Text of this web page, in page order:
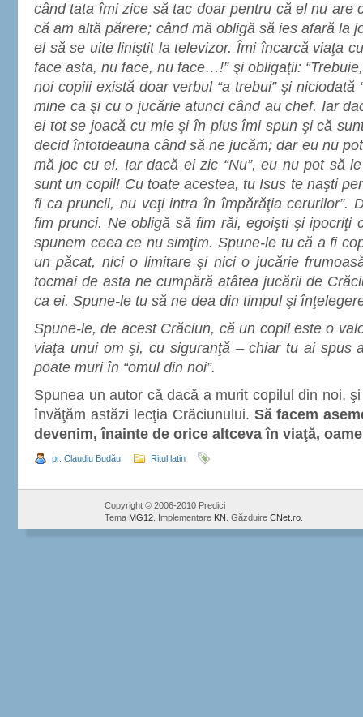
când tata îmi zice să tac doar pentru că el nu are
că am altă părere; când mă obligă să ies afară la
el să se uite liniştit la televizor. Îmi încarcă viaţa
face asta, nu face, nu face…!” şi obligaţii:
noi copiii există doar verbul “a trebui” şi niciodată
mine ca şi cu o jucărie atunci când au chef. Iar
ei tot se joacă cu mie şi în plus îmi spun şi că
decid întotdeauna când să ne jucăm; dar eu nu
mă joc cu ei. Iar dacă ei zic “Nu”, eu nu pot să
sunt un copil! Cu toate acestea, tu Isus te naşti
fi ca pruncii, nu veţi intra în împărăţia cerurilor”.
fim prunci. Ne obligă să fim răi, egoişti şi ipocriţi
spunem ceea ce nu simţim. Spune-le tu că a fi
un păcat, nici o limitare şi nici o jucărie
tocmai de asta ne cumpără atâtea jucării de
ca ei. Spune-le tu să ne dea din timpul şi
Spune-le, de acest Crăciun, că un copil este o
viaţa unui om şi, cu siguranţă – chiar tu ai spus
poate muri în “omul din noi”.
Spunea un autor că dacă a murit copilul din noi,
învăţăm astăzi lecţia Crăciunului. Să facem
devenim, înainte de orice altceva în viaţă,
pr. Claudiu Budău Ritul latin
Copyright © 2006-2010 Predici
Tema MG12 . Implementare KN . Găzduire CNet.ro